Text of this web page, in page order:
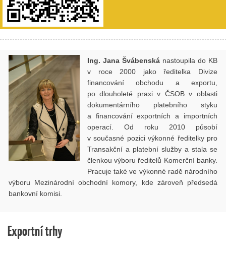
Ing. Jana Švábenská nastoupila do KB
v roce 2000 jako ředitelka Divize
financování obchodu a exportu,
po dlouholeté praxi v ČSOB v oblasti
dokumentárního platebního styku
a financování exportních a importních
operací. Od roku 2010 působí
v současné pozici výkonné ředitelky pro
Transakční a platební služby a stala se
členkou výboru ředitelů Komerční banky.
Pracuje také ve výkonné radě národního
výboru Mezinárodní obchodní komory, kde zároveň předsedá
bankovní komisi.
Exportní trhy